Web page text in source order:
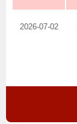
2026-07-02